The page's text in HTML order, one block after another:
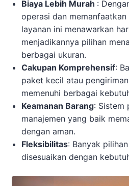
Biaya Lebih Murah :
operasi dan
layanan ini menawarkan
menjadikannya pilihan
berbagai ukuran.
Cakupan Komprehensif:
paket kecil atau
memenuhi berbagai
Keamanan Barang: Sistem
manajemen yang baik
dengan aman.
Fleksibilitas: Banyak
disesuaikan dengan